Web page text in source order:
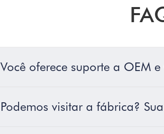
Você oferece suporte a OEM
Podemos visitar a fábrica?